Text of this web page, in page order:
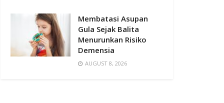
Membatasi Asupan
Gula Sejak Balita
Menurunkan Risiko
Demensia
AUGUST 8, 2026